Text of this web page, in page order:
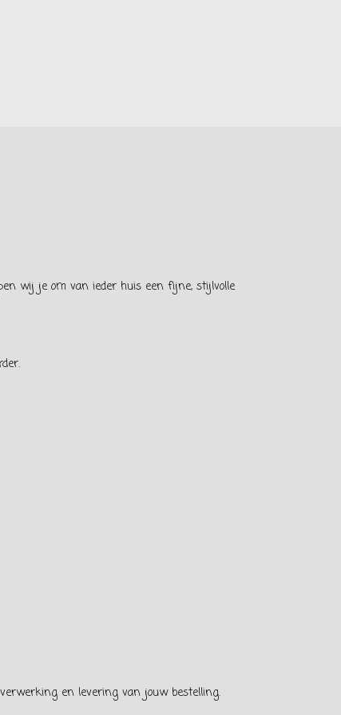
wij je om van ieder huis een fijne, stijlvolle
en levering van jouw bestelling.